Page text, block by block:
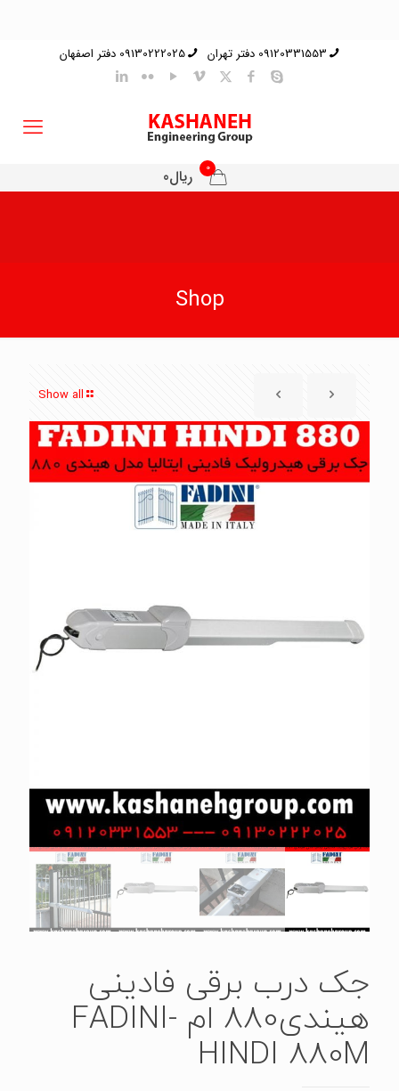
09120331553 دفتر تهران 09130222025 دفتر اصفهان
0 ریال0
Shop
Show all
جک درب برقی فادینی
هیندی880 ام -FADINI
HINDI 880M